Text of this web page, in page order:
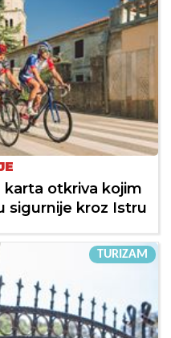
karta otkriva kojim
sigurnije kroz Istru
TURIZAM